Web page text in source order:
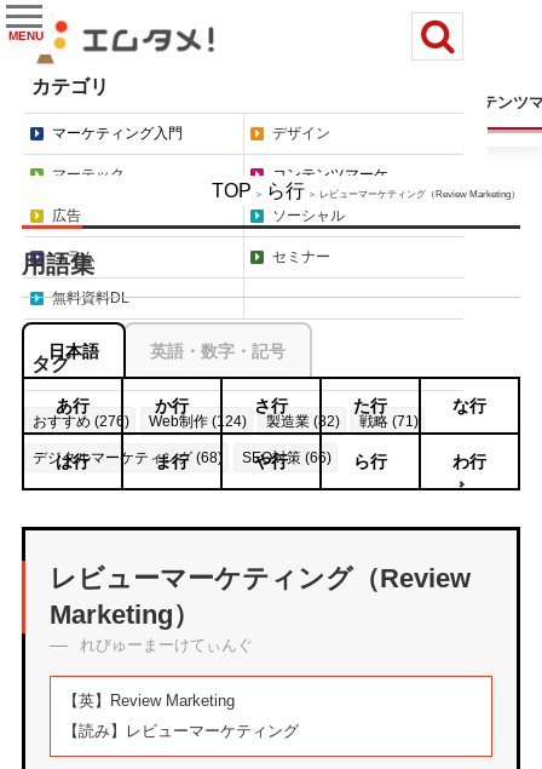
コンテンツ
MENU
カテゴリ
マーケティング入門 デザイン
マーテック コンテンツマーケ
広告 ソーシャル
コラム セミナー
無料資料DL
タグ
おすすめ (276) Web制作 (124) 製造業 (82) 戦略 (71)
デジタルマーケティング (68)
SEO対策 (66)
もっと見る
エムタメについて
運営会社
プライバシーポリシー
TOP ＞ ら行 ＞ レビューマーケティング（Review Marketing）
用語集
日本語 英語・数字・記号
あ行 か行 さ行 た行 な行
は行 ま行 や行 ら行 わ行
レビューマーケティング（Review
Marketing）
れびゅーまーけてぃんぐ
【英】
Review Marketing
【読み】
レビューマーケティング